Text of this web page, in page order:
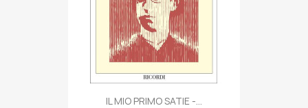
IL MIO PRIMO SATIE -...